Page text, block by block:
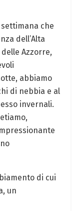
che
dell’Alta
Azzorre,
abbiamo
di nebbia e al
invernali.
di cui
un